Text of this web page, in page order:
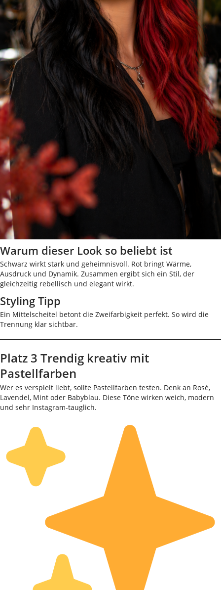
Warum dieser Look so beliebt ist
Schwarz wirkt stark und geheimnisvoll. Rot bringt Wärme,
Ausdruck und Dynamik. Zusammen ergibt sich ein Stil, der
gleichzeitig rebellisch und elegant wirkt.
Styling Tipp
Ein Mittelscheitel betont die Zweifarbigkeit perfekt. So wird die
Trennung klar sichtbar.
Platz 3 Trendig kreativ mit
Pastellfarben
Wer es verspielt liebt, sollte Pastellfarben testen. Denk an Rosé,
Lavendel, Mint oder Babyblau. Diese Töne wirken weich, modern
und sehr Instagram-tauglich.